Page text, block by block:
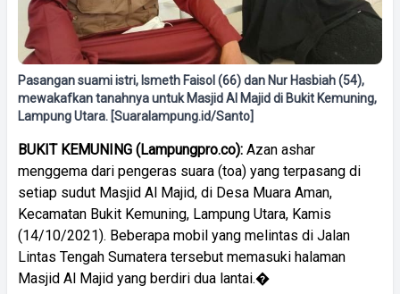
Pasangan suami istri, Ismeth Faisol (66) dan Nur Hasbiah (54),
mewakafkan tanahnya untuk Masjid Al Majid di Bukit Kemuning,
Lampung Utara. [Suaralampung.id/Santo]
BUKIT KEMUNING (Lampungpro.co): Azan ashar
menggema dari pengeras suara (toa) yang terpasang di
setiap sudut Masjid Al Majid, di Desa Muara Aman,
Kecamatan Bukit Kemuning, Lampung Utara, Kamis
(14/10/2021). Beberapa mobil yang melintas di Jalan
Lintas Tengah Sumatera tersebut memasuki halaman
Masjid Al Majid yang berdiri dua lantai.�